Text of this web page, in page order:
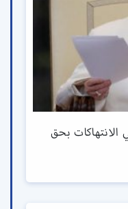
الانتهاكات بحق